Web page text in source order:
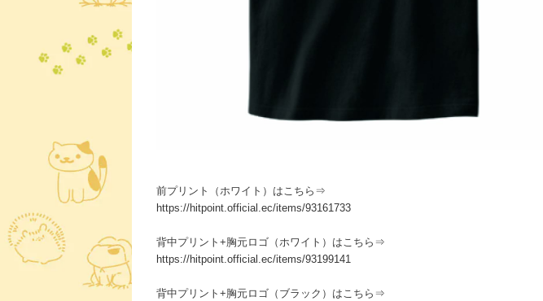
前プリント（ホワイト）はこちら⇒
https://hitpoint.official.ec/items/93161733
背中プリント+胸元ロゴ（ホワイト）はこちら⇒
https://hitpoint.official.ec/items/93199141
背中プリント+胸元ロゴ（ブラック）はこちら⇒